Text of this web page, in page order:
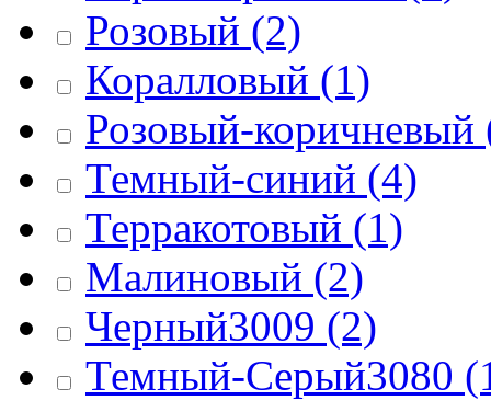
Розовый (2)
Коралловый (1)
Розовый-коричневый
Темный-синий (4)
Терракотовый (1)
Малиновый (2)
Черный3009 (2)
Темный-Серый3080